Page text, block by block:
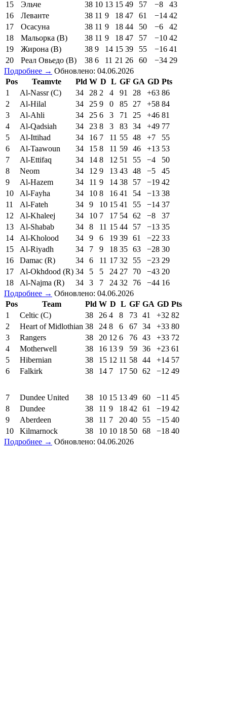
15 Эльче 38 10 13 15 49 57 −8
43
16
Леванте 38 11 9 18 47 61 −14 42
17
Осасуна 38 11 9 18 44 50 −6
42
18
Мальорка (В) 38 11 9 18 47 57 −10 42
19
Жирона (В) 38 9 14 15 39 55 −16 41
20
Реал Овьедо (В) 38 6 11 21 26 60 −34 29
Подробнее → Обновлено: 04.06.2026
Pos
Teamvte Pld W D L GF GA GD Pts
1
Al-Nassr (C) 34 28 2 4 91 28 +63 86
2
Al-Hilal 34 25 9 0 85 27 +58 84
3
Al-Ahli 34 25 6 3 71 25 +46 81
4
Al-Qadsiah 34 23 8 3 83 34 +49 77
5
Al-Ittihad 34 16 7 11 55 48 +7
55
6
Al-Taawoun 34 15 8 11 59 46 +13 53
7
Al-Ettifaq 34 14 8 12 51 55 −4
50
8
Neom 34 12 9 13 43 48 −5
45
9
Al-Hazem 34 11 9 14 38 57 −19 42
10
Al-Fayha 34 10 8 16 41 54 −13 38
11
Al-Fateh 34 9 10 15 41 55 −14 37
12
Al-Khaleej 34 10 7 17 54 62 −8
37
13
Al-Shabab 34 8 11 15 44 57 −13 35
14
Al-Kholood 34 9 6 19 39 61 −22 33
15
Al-Riyadh 34 7 9 18 35 63 −28 30
16
Damac (R) 34 6 11 17 32 55 −23 29
17
Al-Okhdood (R) 34 5 5 24 27 70 −43 20
18
Al-Najma (R) 34 3 7 24 32 76 −44 16
Подробнее → Обновлено: 04.06.2026
Pos
Team Pld W D L GF GA GD Pts
1
Celtic (C) 38 26 4 8 73 41 +32 82
2
Heart of Midlothian 38 24 8 6 67 34 +33 80
3
Rangers 38 20 12 6 76 43 +33 72
4
Motherwell 38 16 13 9 59 36 +23 61
5
Hibernian 38 15 12 11 58 44 +14 57
6
Falkirk 38 14 7 17 50 62 −12 49
7 Dundee United 38 10 15 13 49 60 −11 45
8
Dundee 38 11 9 18 42 61 −19 42
9
Aberdeen 38 11 7 20 40 55 −15 40
10
Kilmarnock 38 10 10 18 50 68 −18 40
Подробнее → Обновлено: 04.06.2026